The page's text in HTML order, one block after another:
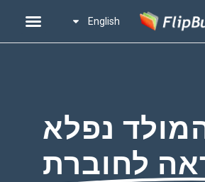
English
נפלא
לחוברת